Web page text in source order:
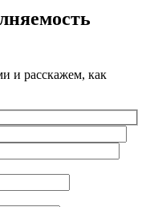
и расскажем, как